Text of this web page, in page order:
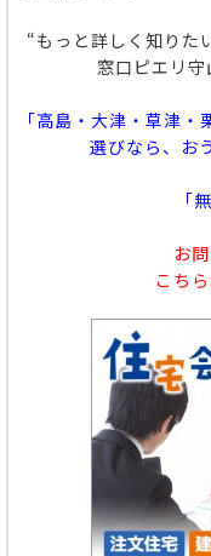
“もっと詳しく知りた
窓口ピエリ
「高島・大津・草津
選びなら、お
「
お
こち